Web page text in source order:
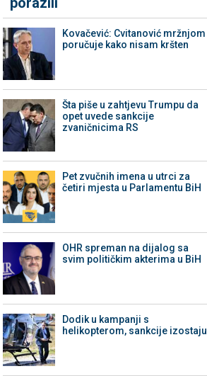
Kovačević: Cvitanović mržnjom
poručuje kako nisam kršten
Šta piše u zahtjevu Trumpu da
opet uvede sankcije
zvaničnicima RS
Pet zvučnih imena u utrci za
četiri mjesta u Parlamentu BiH
OHR spreman na dijalog sa
svim političkim akterima u BiH
Dodik u kampanji s
helikopterom, sankcije izostaju